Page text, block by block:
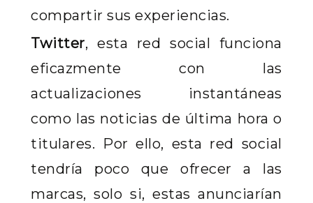
compartir sus experiencias.
Twitter, esta red social funciona
eficazmente con las
actualizaciones instantáneas
como las noticias de última hora o
titulares. Por ello, esta red social
tendría poco que ofrecer a las
marcas, solo si, estas anunciarían